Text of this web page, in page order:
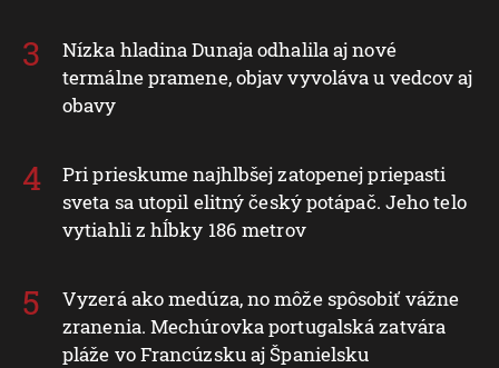
Nízka hladina Dunaja odhalila aj nové
termálne pramene, objav vyvoláva u vedcov aj
obavy
Pri prieskume najhlbšej zatopenej priepasti
sveta sa utopil elitný český potápač. Jeho telo
vytiahli z hĺbky 186 metrov
Vyzerá ako medúza, no môže spôsobiť vážne
zranenia. Mechúrovka portugalská zatvára
pláže vo Francúzsku aj Španielsku